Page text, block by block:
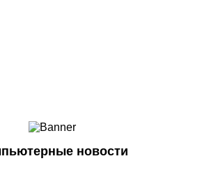
Смартфоны
Периферия
новости